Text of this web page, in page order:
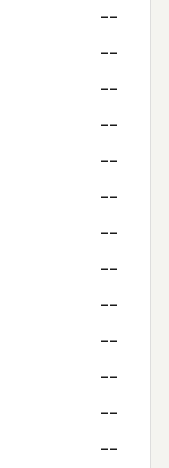
--
--
--
--
--
--
--
--
--
--
--
--
--